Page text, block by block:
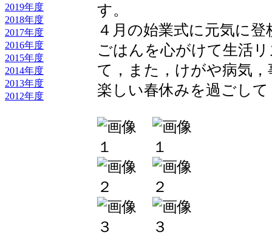
2019年度
2018年度
2017年度
2016年度
2015年度
2014年度
2013年度
2012年度
す。
４月の始業式に元気に
ごはんを心がけて生活
て，また，けがや病気
楽しい春休みを過ごし